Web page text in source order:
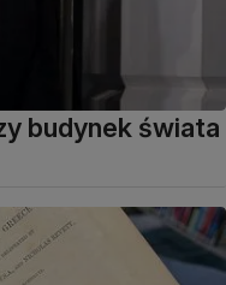
budynek świata